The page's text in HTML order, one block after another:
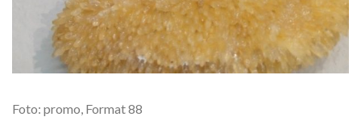
Foto: promo, Format 88